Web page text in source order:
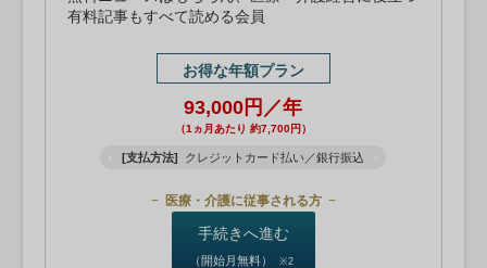
有料記事もすべて読める会員
お得な年額プラン
93,000円／年
（1ヵ月あたり 約7,700円）
[支払方法] クレジットカード払い／銀行振込
医療・介護に従事される方
手続きへ進む
（開始月無料） ※2